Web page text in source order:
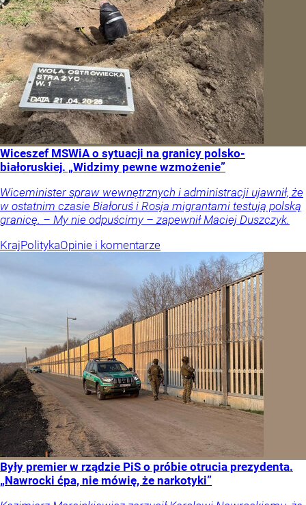
Wiceszef MSWiA o sytuacji na granicy polsko-
białoruskiej. „Widzimy pewne wzmożenie”
Wiceminister spraw wewnętrznych i administracji ujawnił, że
w ostatnim czasie Białoruś i Rosja migrantami testują polską
granicę. – My nie odpuścimy – zapewnił Maciej Duszczyk.
KrajPolitykaOpinie i komentarze
Były premier w rządzie PiS o próbie otrucia prezydenta.
„Nawrocki ćpa, nie mówię, że narkotyki”